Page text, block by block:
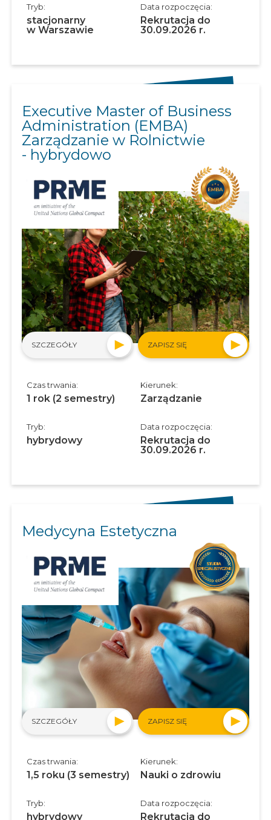
Tryb:
stacjonarny
w Warszawie
Data rozpoczęcia:
Rekrutacja do
30.09.2026 r.
Executive Master of Business
Administration (EMBA)
Zarządzanie w Rolnictwie
- hybrydowo
SZCZEGÓŁY ZAPISZ SIĘ
Czas trwania:
1 rok (2 semestry)
Kierunek:
Zarządzanie
Tryb:
hybrydowy
Data rozpoczęcia:
Rekrutacja do
30.09.2026 r.
Medycyna Estetyczna
SZCZEGÓŁY ZAPISZ SIĘ
Czas trwania:
1,5 roku (3 semestry)
Kierunek:
Nauki o zdrowiu
Tryb:
hybrydowy
Data rozpoczęcia:
Rekrutacja do